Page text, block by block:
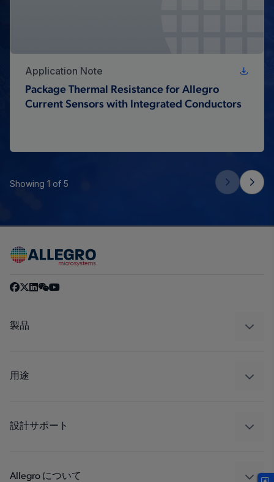
Application Note
Package Thermal Resistance for Allegro
Current Sensors with Integrated Conductors
Showing 1 of 5
製品
レギュレート
用途
工業
設計サポート
パッケージング
Allegro について